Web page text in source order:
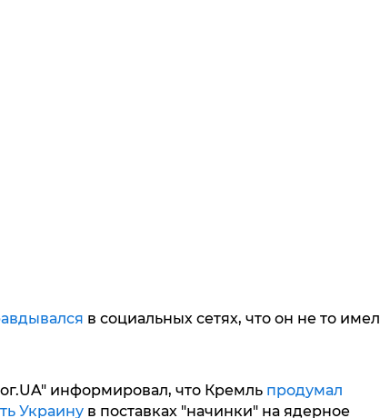
в социальных сетях, что он не то имел
информировал, что Кремль продумал
Украинув поставках "начинки" на ядерное